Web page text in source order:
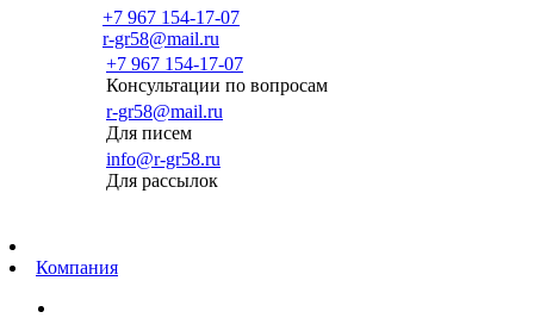
+7 967 154-17-07
r-gr58@mail.ru
+7 967 154-17-07
Консультации по вопросам
r-gr58@mail.ru
Для писем
info@r-gr58.ru
Для рассылок
Компания